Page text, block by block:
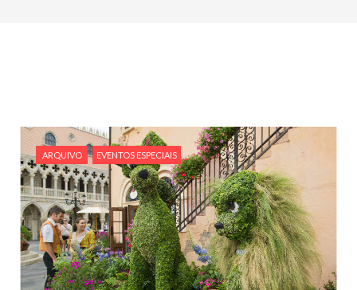
ARQUIVO EVENTOS ESPECIAIS